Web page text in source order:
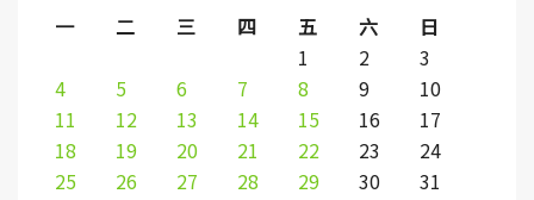
一 二 三 四 五 六
日
1
2
3
4
5 6 7 8 9
10
11
12 13 14 15 16
17
18
19 20 21 22 23
24
25
26 27 28 29 30 31